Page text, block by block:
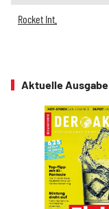
Rocket Int.
Aktuelle Ausgabe